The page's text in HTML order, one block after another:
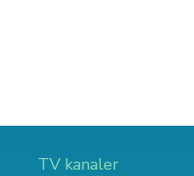
TV kanaler